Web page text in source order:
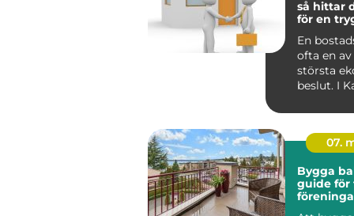
så hittar
för en
En
ofta en
största
beslut. I
dessut...
07.
Bygga
guide för